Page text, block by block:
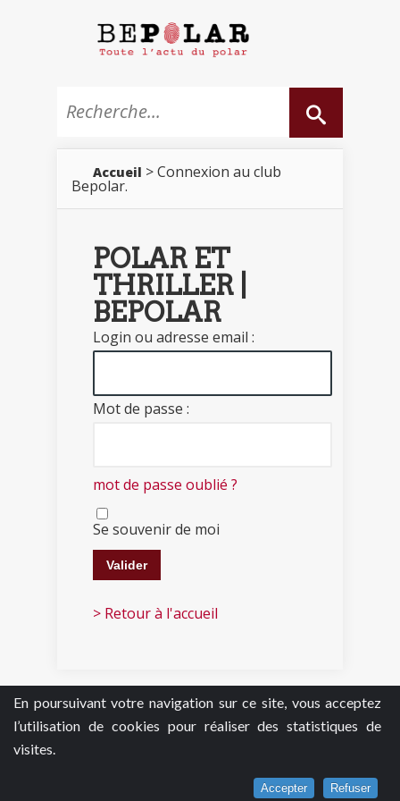
En poursuivant votre navigation sur ce site, vous acceptez
l’utilisation de cookies pour réaliser des statistiques de
visites.
Accepter Refuser
Accueil > Connexion au club
Bepolar.
POLAR ET
THRILLER |
BEPOLAR
Login ou adresse email :
Mot de passe :
mot de passe oublié ?
Se souvenir de moi
> Retour à l'accueil